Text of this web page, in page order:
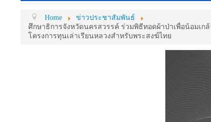
Home
ข่าวประชาสัมพันธ์
ศึกษาธิการจังหวัดนครสวรรค์ ร่วมพิธีทอดผ้าป่าเพื่อน้อมเ
โครงการทุนเล่าเรียนหลวงสำหรับพระสงฆ์ไทย